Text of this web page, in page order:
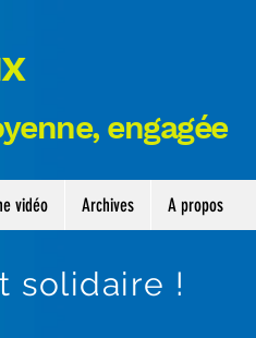
engagée
vidéo Archives A propos
solidaire !